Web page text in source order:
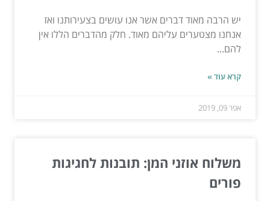
יש הרבה מאוד דברים אשר אנו עושים בצעירותנו ואז
אנחנו מצטערים עליהם מאוד. חלק מהדברים הללו אין
להם...
קרא עוד »
אפר 09, 2019
משלוח אוזני המן: תובנות לחגיגות
פורים